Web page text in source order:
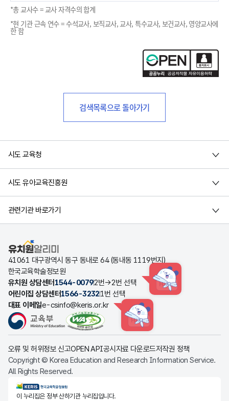
*총 교사수 = 교사 자격수의 합계
*현 기관 근속 연수 = 수석교사, 보직교사, 교사, 특수교사, 보건교사, 영양교사에
한 함
검색목록으로 돌아가기
시도 교육청
시도 유아교육진흥원
관련기관 바로가기
유치원알리미
41061 대구광역시 동구 동내로 64 (동내동 1119번지)
한국교육학술정보원
유치원 상담센터 1544-00792번→2번 선택 HINT
어린이집 상담센터1566-32321번 선택
대표 이메일e-csinfo@keris.or.kr
HINT
오류 및 허위정보 신고OPEN API공시자료 다운로드저작권 정책
Copyright © Korea Education and Research Information Service.
All Rights Reserved.
KERIS한국교육학술정보원
이 누리집은 정부 산하기관 누리집입니다.